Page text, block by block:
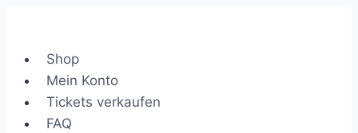
springenShop
Mein Konto
Tickets verkaufen
FAQ